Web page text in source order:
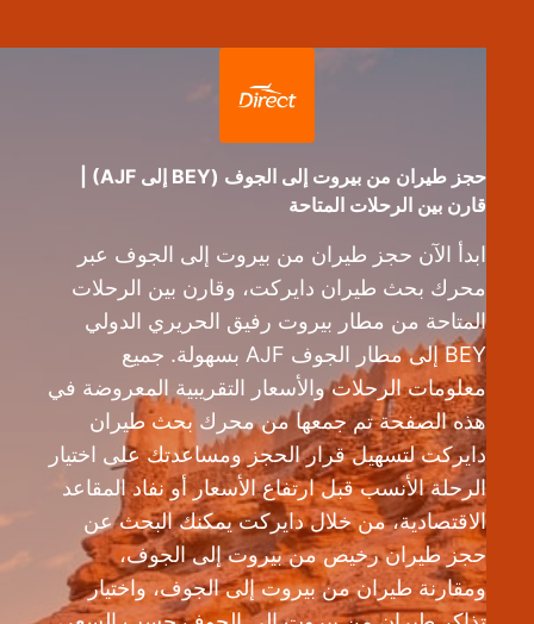
حجز طيران من بيروت إلى الجوف (BEY إلى AJF) |
قارن بين الرحلات المتاحة
ابدأ الآن حجز طيران من بيروت إلى الجوف عبر
محرك بحث طيران دايركت، وقارن بين الرحلات
المتاحة من مطار بيروت رفيق الحريري الدولي
BEY إلى مطار الجوف AJF بسهولة. جميع
معلومات الرحلات والأسعار التقريبية المعروضة في
هذه الصفحة تم جمعها من محرك بحث طيران
دايركت لتسهيل قرار الحجز ومساعدتك على اختيار
الرحلة الأنسب قبل ارتفاع الأسعار أو نفاد المقاعد
الاقتصادية، من خلال دايركت يمكنك البحث عن
حجز طيران رخيص من بيروت إلى الجوف،
ومقارنة طيران من بيروت إلى الجوف، واختيار